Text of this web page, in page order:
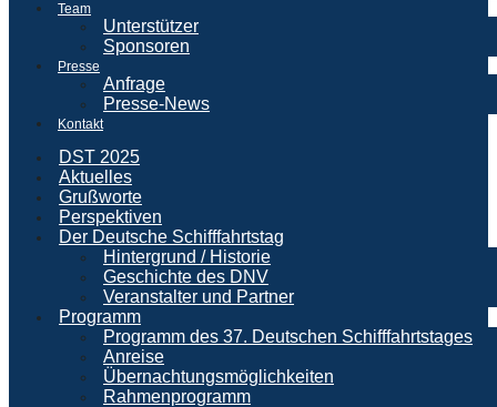
Team
Unterstützer
Sponsoren
Presse
Anfrage
Presse-News
Kontakt
DST 2025
Aktuelles
Grußworte
Perspektiven
Der Deutsche Schifffahrtstag
Hintergrund / Historie
Geschichte des DNV
Veranstalter und Partner
Programm
Programm des 37. Deutschen Schifffahrtstages
Anreise
Übernachtungsmöglichkeiten
Rahmenprogramm